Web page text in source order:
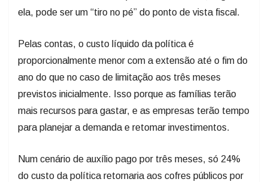
ela, pode ser um “tiro no pé” do ponto de vista fiscal.
Pelas contas, o custo líquido da política é
proporcionalmente menor com a extensão até o fim do
ano do que no caso de limitação aos três meses
previstos inicialmente. Isso porque as famílias terão
mais recursos para gastar, e as empresas terão tempo
para planejar a demanda e retomar investimentos.
Num cenário de auxílio pago por três meses, só 24%
do custo da política retornaria aos cofres públicos por